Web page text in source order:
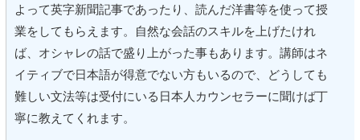
よって英字新聞記事であったり、読んだ洋書等を使って授
業をしてもらえます。自然な会話のスキルを上げたけれ
ば、オシャレの話で盛り上がった事もあります。講師はネ
イティブで日本語が得意でない方もいるので、どうしても
難しい文法等は受付にいる日本人カウンセラーに聞けば丁
寧に教えてくれます。